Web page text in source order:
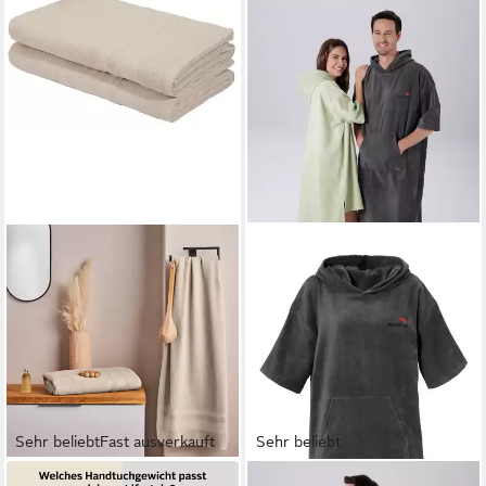
Sehr beliebtFast ausverkauft Sehr beliebt